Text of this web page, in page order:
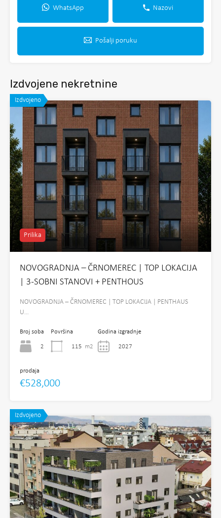
WhatsApp Nazovi
Pošalji poruku
Izdvojene nekretnine
Izdvojeno
Prilika
NOVOGRADNJA – ČRNOMEREC | TOP LOKACIJA
| 3-SOBNI STANOVI + PENTHOUS
NOVOGRADNJA – ČRNOMEREC | TOP LOKACIJA | PENTHAUS
U…
Broj soba
2
Površina
115 m2
Godina izgradnje
2027
prodaja
€528,000
Izdvojeno